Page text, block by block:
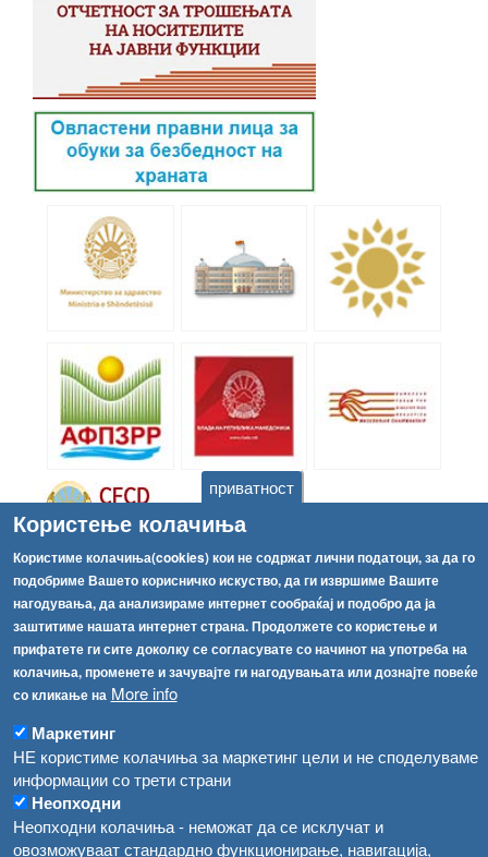
приватност
Користење колачиња
Користиме колачиња(cookies) кои не содржат лични податоци, за да го
подобриме Вашето корисничко искуство, да ги извршиме Вашите
нагодувања, да анализираме интернет сообраќај и подобро да ја
заштитиме нашата интернет страна. Продолжете со користење и
прифатете ги сите доколку се согласувате со начинот на употреба на
колачиња, променете и зачувајте ги нагодувањата или дознајте повеќе
со кликање на More info
Маркетинг
НЕ користиме колачиња за маркетинг цели и не споделуваме
информации со трети страни
Неопходни
Неопходни колачиња - неможат да се исклучат и
овозможуваат стандардно функционирање, навигација,
Јуни 2005
Декември 2005(1)
Јануари 2007(1)
Септември 2007
Март 2008(1)